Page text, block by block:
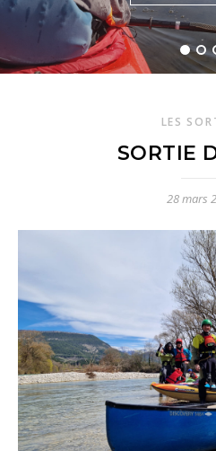
LIRE LA
LES
SORTIE
28 mars